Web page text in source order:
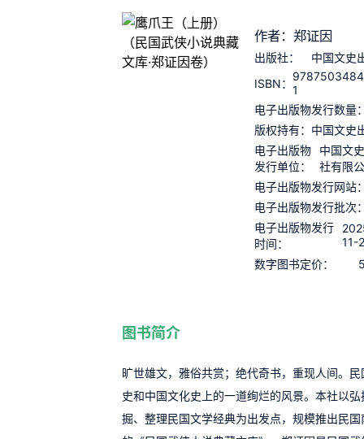
作者：郑证因
出版社：
中国文史
ISBN： 1
电子出版物发行数量
版权持有： 中国文史
电子出版物
发行单位：
中国文
社有限
电子出版物发行网站
电子出版物发行批次
电子出版物发行
时间：
11-
数字图书定价：
图书简介
旷世雄文，雅俗共赏；绝代奇书，重现人间。
史和中国文化史上的一道绚烂的风景。本社以
掘、整理民国文学经典为出发点，规模推出民